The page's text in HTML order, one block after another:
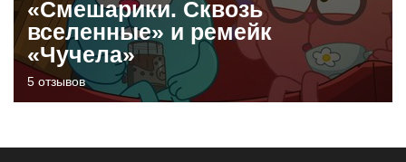
«Смешарики. Сквозь
вселенные» и ремейк
«Чучела»
5 отзывов